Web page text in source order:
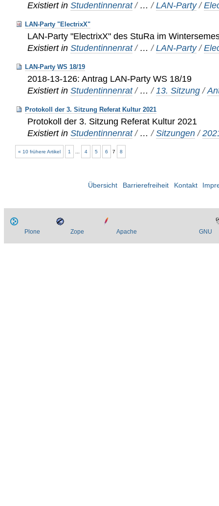
Existiert in Studentinnenrat / …/LAN-Party /
LAN-Party "ElectrixX"
LAN-Party "ElectrixX" des StuRa im
Existiert in Studentinnenrat / …/LAN-Party /
LAN-Party WS 18/19
2018-13-126: Antrag LAN-Party WS 18/19
Existiert in Studentinnenrat / …/ 13. Sitzung /
Protokoll der 3. Sitzung Referat Kultur 2021
Protokoll der 3. Sitzung Referat Kultur 2021
Existiert in Studentinnenrat / …/Sitzungen /
« 10 frühere Artikel 1 4 5 6 7 8
Übersicht Barrierefreiheit Kontakt
Plone Zope Apache GNU